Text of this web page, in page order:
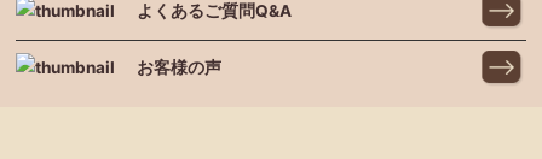
よくあるご質問Q&A
お客様の声